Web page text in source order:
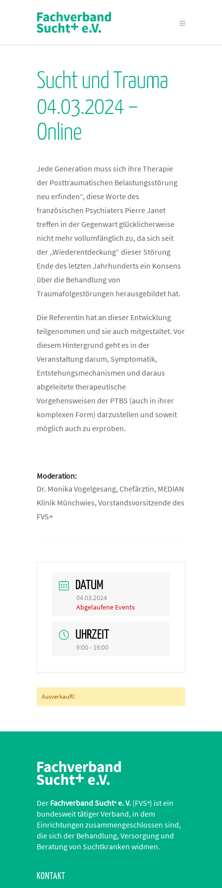
Sucht und Trauma
04.03.2024 –
Online
Jede Generation muss sich ihre Therapie
der Posttraumatischen Belastungsstörung
neu erfinden“, diese Worte des
französischen Psychiaters Pierre Janet
treffen in der Gegenwart glücklicherweise
nicht mehr vollumfänglich zu, da sich seit
der „Wiederentdeckung“ dieser Störung
Ende des letzten Jahrhunderts ein Konsens
über die Behandlung von
Traumafolgestörungen herausgebildet hat.
Die Referentin hat an dieser Entwicklung
teilgenommen und sie auch mitgestaltet. Vor
diesem Hintergrund geht es in der
Veranstaltung darum, Symptomatik,
Entstehungsmechanismen und daraus
abgeleitete therapeutische
Vorgehensweisen der PTBS (auch in ihrer
komplexen Form) darzustellen und soweit
möglich auch zu erproben.
Moderation:
Dr. Monika Vogelgesang, Chefärztin, MEDIAN
Klinik Münchwies, Vorstandsvorsitzende des
FVS+
DATUM
04.03.2024
Abgelaufene Events
UHRZEIT
9:00 - 16:00
Ausverkauft!
Der Fachverband Sucht+e. V. (FVS+) ist ein
bundesweit tätiger Verband, in dem
Einrichtungen zusammengeschlossen sind,
die sich der Behandlung, Versorgung und
Beratung von Suchtkranken widmen.
KONTAKT